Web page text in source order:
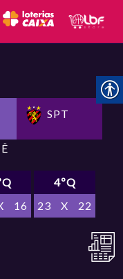
SPT
16
4ºQ
23
X 22